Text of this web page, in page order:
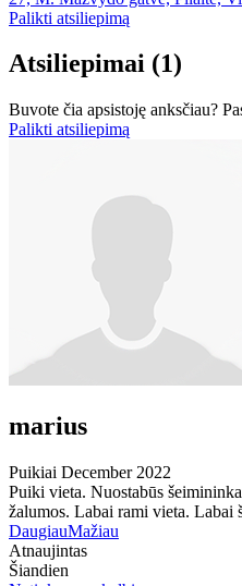
Palikti atsiliepimą
Atsiliepimai (1)
Buvote čia apsistoję anksčiau?
Palikti atsiliepimą
marius
Puikiai December 2022
Puiki vieta. Nuostabūs
žalumos. Labai rami vieta. Labai
DaugiauMažiau
Atnaujintas
Šiandien